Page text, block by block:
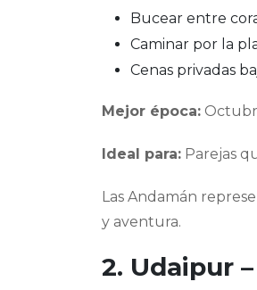
Bucear entre
Caminar por la
Cenas privadas
Mejor época:
Ideal para: Parejas
Las Andamán
y aventura.
2. Udaipur